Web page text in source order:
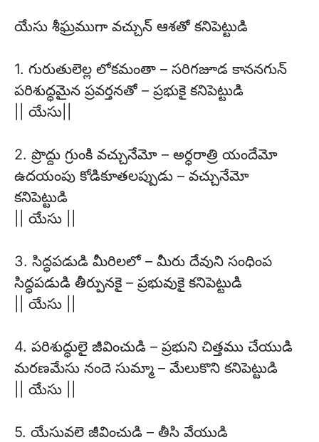
యేసు శీఘ్రముగా వచ్చున్ ఆశతో కనిపెట్టుడి
1. గురుతులెల్ల లోకమంతా – సరిగజూడ కాననగున్
పరిశుద్ధమైన ప్రవర్తనతో – ప్రభుకై కనిపెట్టుడి
|| యేసు||
2. ప్రొద్దు గ్రుంకి వచ్చునేమో – అర్ధరాత్రి యందేమో
ఉదయంపు కోడికూతలప్పుడు – వచ్చునేమో
కనిపెట్టుడి
|| యేసు ||
3. సిద్ధపడుడి మీరిలలో – మీరు దేవుని సంధింప
సిద్ధపడుడి తీర్పునకై – ప్రభువుకై కనిపెట్టుడి
|| యేసు ||
4. పరిశుద్ధులై జీవించుడి – ప్రభుని చిత్తము చేయుడి
మరణమేసు నందె సుమ్మా – మేలుకొని కనిపెట్టుడి
|| యేసు ||
5. యేసువలె జీవించుడి – తీసి వేయుడి